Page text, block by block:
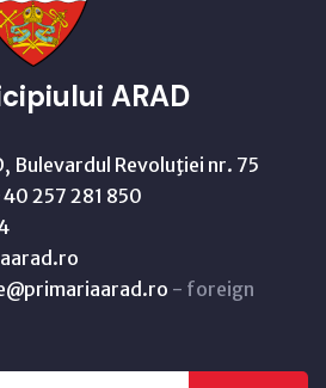
ARAD
Bulevardul Revoluţiei nr. 75
257 281 850
- foreign